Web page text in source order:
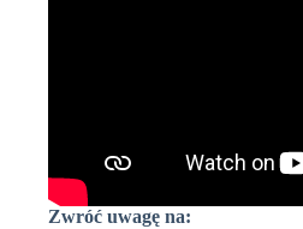
Zwróć uwagę na: